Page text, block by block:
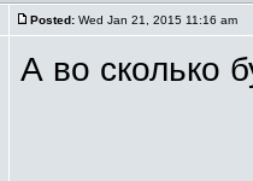
Posted: Wed Jan 21, 2015 11:16 am
А во сколько